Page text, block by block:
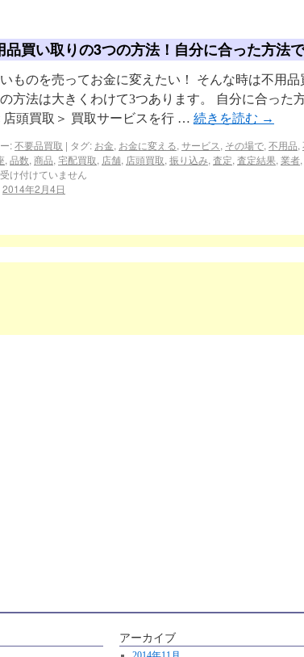
品買い取りの3つの方法！自分に合った方法
ものを売ってお金に変えたい！ そんな時は不用
方法は大きくわけて3つあります。 自分に合った
店頭買取＞ 買取サービスを行 … 続きを読む →
:不要品買取 | タグ: お金, お金に変える, サービス, その場で, 不用品,
, 品数, 商品, 宅配買取, 店舗, 店頭買取, 振り込み, 査定, 査定結果, 業者,
け付けていません
2014年2月4日
アーカイブ